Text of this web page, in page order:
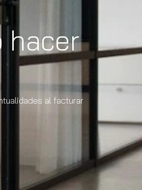
hacer
al facturar